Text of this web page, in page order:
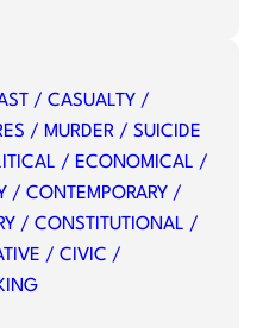
/ CASUALTY /
/ MURDER / SUICIDE
/ ECONOMICAL /
/ CONTEMPORARY /
/ CONSTITUTIONAL /
/ CIVIC /